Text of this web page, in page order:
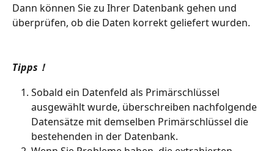
Dann können Sie zu Ihrer Datenbank gehen und
überprüfen, ob die Daten korrekt geliefert wurden.
Tipps！
Sobald ein Datenfeld als Primärschlüssel
ausgewählt wurde, überschreiben nachfolgende
Datensätze mit demselben Primärschlüssel die
bestehenden in der Datenbank.